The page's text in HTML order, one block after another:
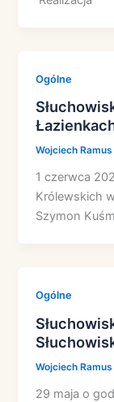
Ogólne
Wojciech
1 czerwca
Królewskich
Szymon
Ogólne
Wojciech Ramus
29 maja o